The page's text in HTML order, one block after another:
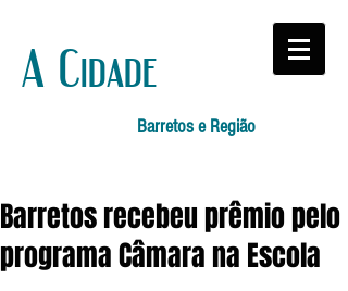
A Cidade
Barretos e Região
Barretos recebeu prêmio pelo
programa Câmara na Escola